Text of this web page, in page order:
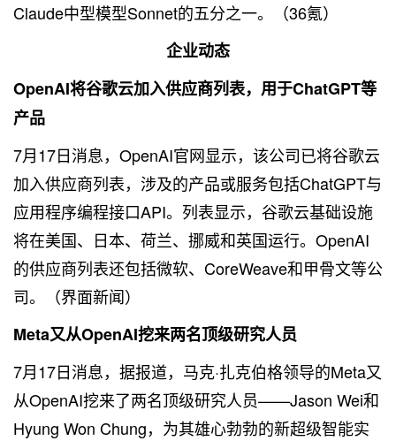
Claude中型模型Sonnet的五分之一。（36氪）
企业动态
OpenAI将谷歌云加入供应商列表，用于ChatGPT等
产品
7月17日消息，OpenAI官网显示，该公司已将谷歌云
加入供应商列表，涉及的产品或服务包括ChatGPT与
应用程序编程接口API。列表显示，谷歌云基础设施
将在美国、日本、荷兰、挪威和英国运行。OpenAI
的供应商列表还包括微软、CoreWeave和甲骨文等公
司。（界面新闻）
Meta又从OpenAI挖来两名顶级研究人员
7月17日消息，据报道，马克·扎克伯格领导的Meta又
从OpenAI挖来了两名顶级研究人员——Jason Wei和
Hyung Won Chung，为其雄心勃勃的新超级智能实